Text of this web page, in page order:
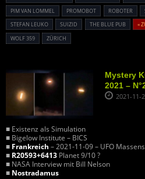
PIM VAN LOMMEL
PROMOBOT ROBOTER
STEFAN LEUKO
SUIZID THE BLUE PUB «
WOLF 359
ZÜRICH
Mystery
2021 –
2021-11-
■ Existenz als Simulation
■ Bigelow Institute – BICS
■ Frankreich – 2021-11-09 – UFO
■ R20593+6413 Planet 9/10 ?
■ NASA Interview mit Bill Nelson
■ Nostradamus